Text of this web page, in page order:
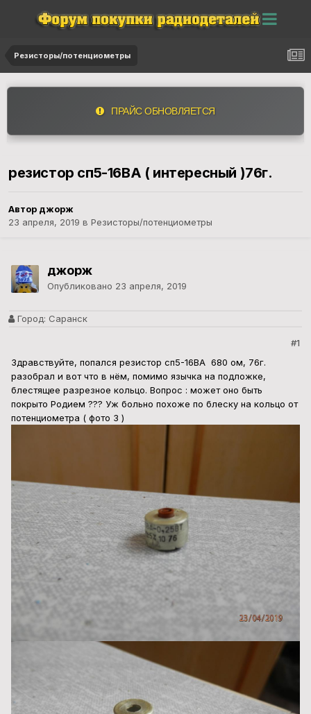
Резисторы/потенциометры
ПРАЙС ОБНОВЛЯЕТСЯ
резистор сп5-16ВА ( интересный )76г.
Автор джорж
23 апреля, 2019 в Резисторы/потенциометры
джорж
Опубликовано 23 апреля, 2019
Город: Саранск
#1
Здравствуйте, попался резистор сп5-16ВА 680 ом, 76г.
разобрал и вот что в нём, помимо язычка на подложке,
блестящее разрезное кольцо. Вопрос : может оно быть
покрыто Родием ??? Уж больно похоже по блеску на кольцо от
потенциометра ( фото 3 )